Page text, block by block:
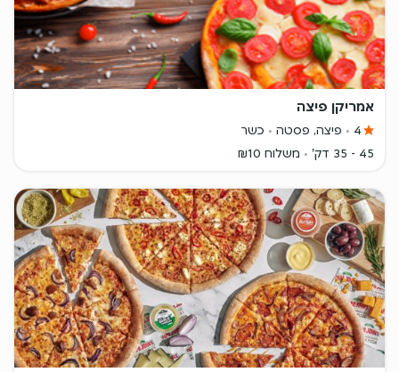
אמריקן פיצה
4 פיצה, פסטה
כשר
45 - 35 דק'
משלוח ₪10